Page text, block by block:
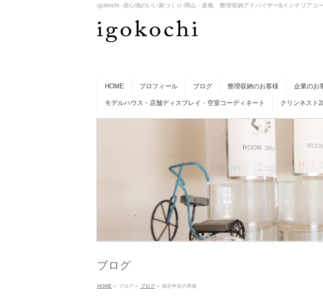
igokochi -居心地のいい家づくり-岡山・倉敷 整理収納アドバイザー&インテリアコ
HOME プロフィール ブログ 整理収納のお客様 企業のお
モデルハウス・店舗ディスプレイ・空室コーディネート クリンネスト
ブログ
HOME » ブログ » ブログ » 確定申告の準備